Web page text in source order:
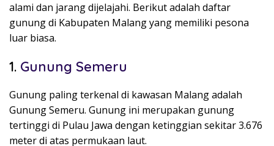
alami dan jarang dijelajahi. Berikut adalah daftar
gunung di Kabupaten Malang yang memiliki pesona
luar biasa.
1. Gunung Semeru
Gunung paling terkenal di kawasan Malang adalah
Gunung Semeru. Gunung ini merupakan gunung
tertinggi di Pulau Jawa dengan ketinggian sekitar 3.676
meter di atas permukaan laut.